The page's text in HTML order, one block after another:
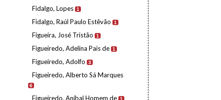
Fidalgo, Lopes 1
Fidalgo, Raúl Paulo Estêvão 1
Figueira, José Tristão 1
Figueiredo, Adelina Pais de 1
Figueiredo, Adolfo 3
Figueiredo, Alberto Sá Marques
6
Figueiredo, Aníbal Homem de 1